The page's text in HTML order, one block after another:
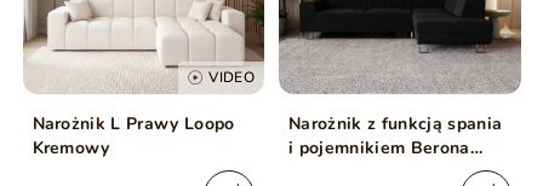
VIDEO
Narożnik L Prawy Loopo
Kremowy
Narożnik z funkcją spania
i pojemnikiem Berona